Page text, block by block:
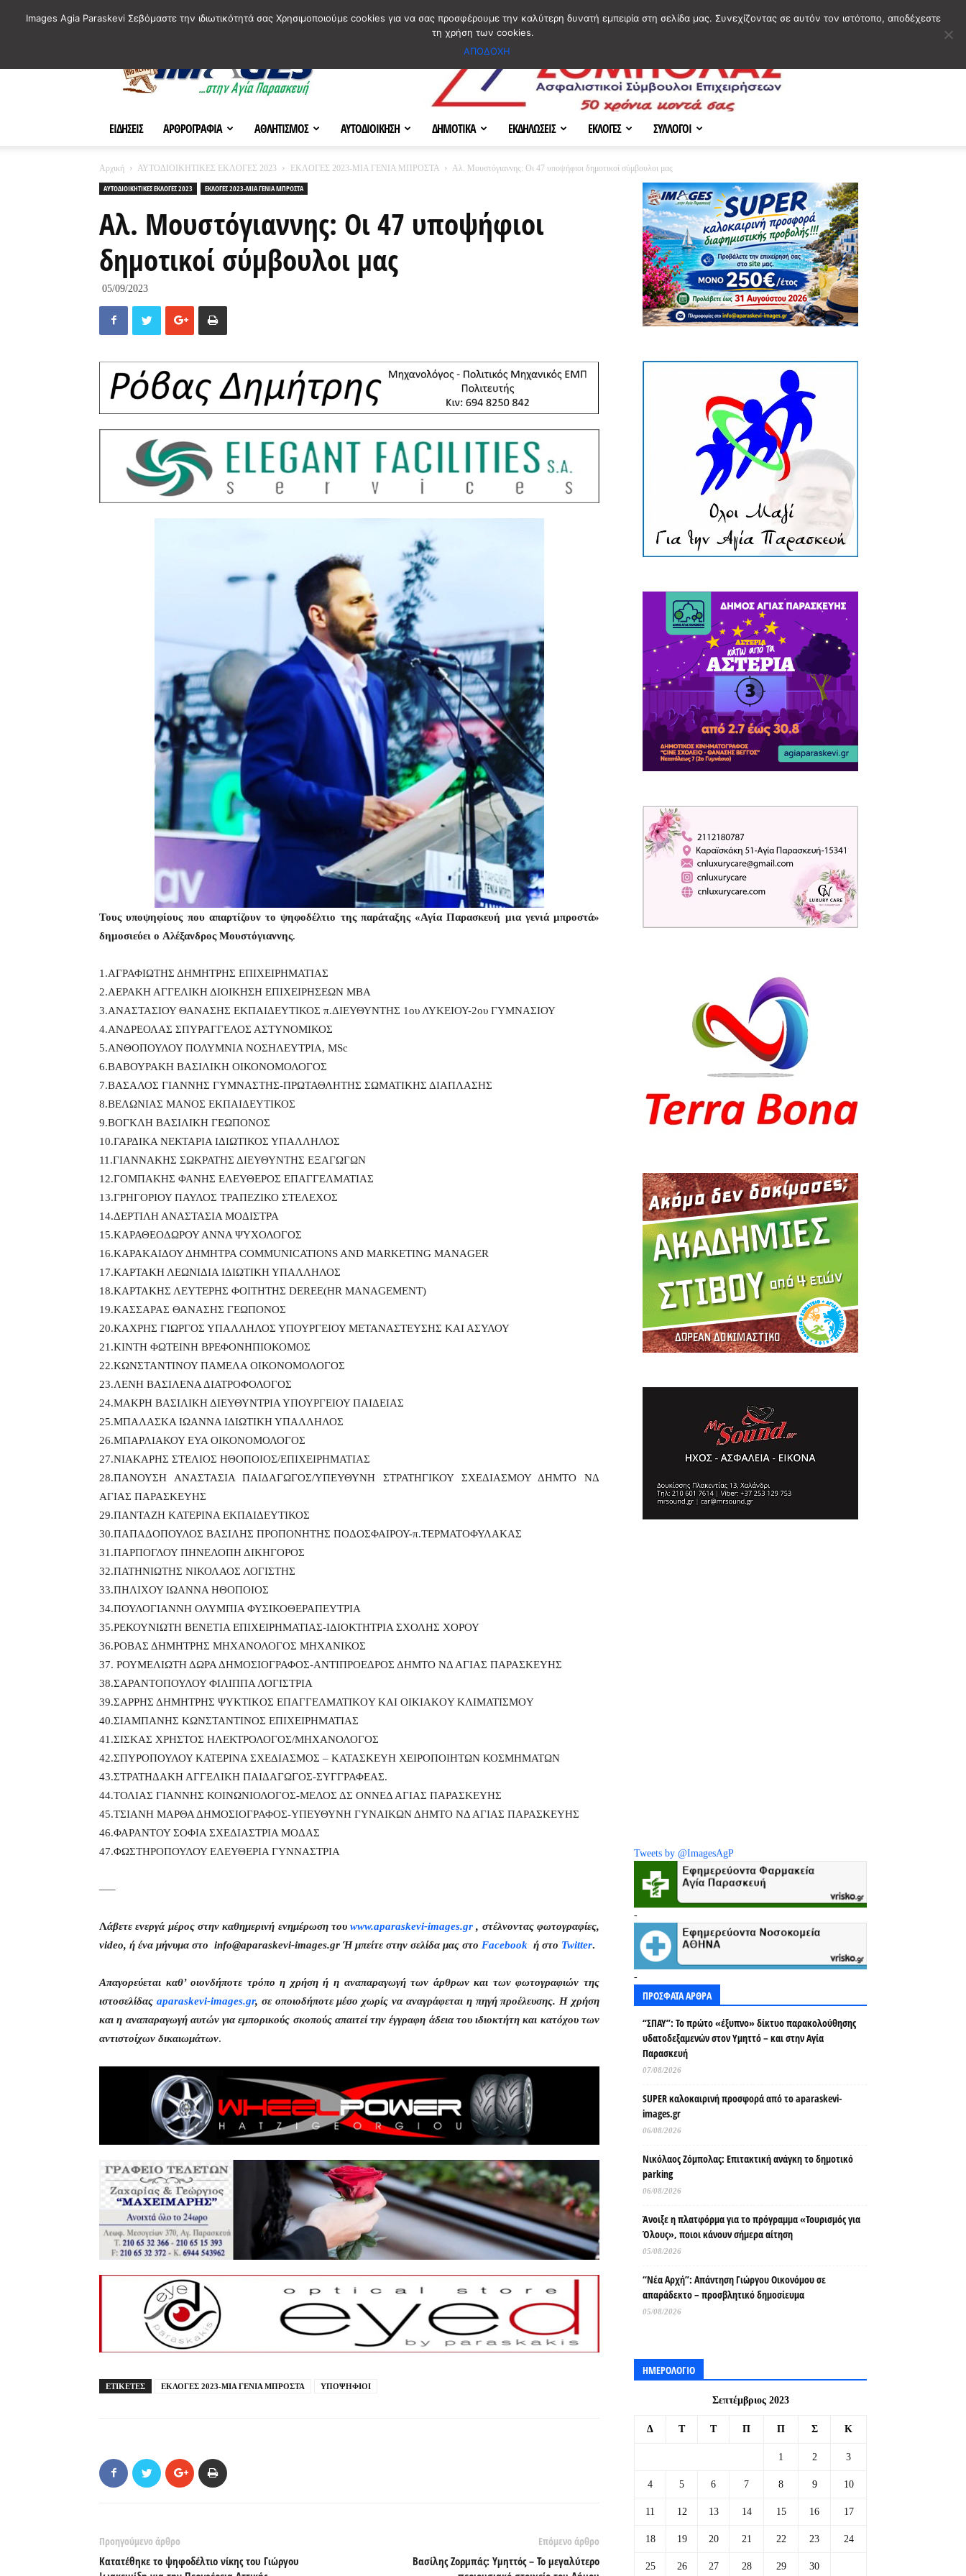
ΕΙΔΗΣΕΙΣ ΑΡΘΡΟΓΡΑΦΙΑ ΑΘΛΗΤΙΣΜΟΣ ΑΥΤΟΔΙΟΙΚΗΣΗ ΔΗΜΟΤΙΚΑ ΕΚΔΗΛΩΣΕΙΣ ΕΚΛΟΓΕΣ ΣΥΛΛΟΓΟΙ
Αρχική ΑΥΤΟΔΙΟΙΚΗΤΙΚΕΣ ΕΚΛΟΓΕΣ 2023 ΕΚΛΟΓΕΣ 2023-ΜΙΑ ΓΕΝΙΑ ΜΠΡΟΣΤΑ
Αλ. Μουστόγιαννης: Οι 47 υποψήφιοι δημοτικοί σύμβουλοι μας
ΑΥΤΟΔΙΟΙΚΗΤΙΚΕΣ ΕΚΛΟΓΕΣ 2023
ΕΚΛΟΓΕΣ 2023-ΜΙΑ ΓΕΝΙΑ ΜΠΡΟΣΤΑ
Αλ. Μουστόγιαννης: Οι 47 υποψήφιοι
δημοτικοί σύμβουλοι μας
05/09/2023
Τους υποψηφίους που απαρτίζουν το ψηφοδέλτιο της παράταξης «Αγία Παρασκευή μια γενιά μπροστά»
δημοσιεύει ο Αλέξανδρος Μουστόγιαννης.
1.ΑΓΡΑΦΙΩΤΗΣ ΔΗΜΗΤΡΗΣ ΕΠΙΧΕΙΡΗΜΑΤΙΑΣ
2.ΑΕΡΑΚΗ ΑΓΓΕΛΙΚΗ ΔΙΟΙΚΗΣΗ ΕΠΙΧΕΙΡΗΣΕΩΝ ΜΒΑ
3.ΑΝΑΣΤΑΣΙΟΥ ΘΑΝΑΣΗΣ ΕΚΠΑΙΔΕΥΤΙΚΟΣ π.ΔΙΕΥΘΥΝΤΗΣ 1ου ΛΥΚΕΙΟΥ-2ου ΓΥΜΝΑΣΙΟΥ
4.ΑΝΔΡΕΟΛΑΣ ΣΠΥΡΑΓΓΕΛΟΣ ΑΣΤΥΝΟΜΙΚΟΣ
5.ΑΝΘΟΠΟΥΛΟΥ ΠΟΛΥΜΝΙΑ ΝΟΣΗΛΕΥΤΡΙΑ, MSc
6.ΒΑΒΟΥΡΑΚΗ ΒΑΣΙΛΙΚΗ ΟΙΚΟΝΟΜΟΛΟΓΟΣ
7.ΒΑΣΑΛΟΣ ΓΙΑΝΝΗΣ ΓΥΜΝΑΣΤΗΣ-ΠΡΩΤΑΘΛΗΤΗΣ ΣΩΜΑΤΙΚΗΣ ΔΙΑΠΛΑΣΗΣ
8.ΒΕΛΩΝΙΑΣ ΜΑΝΟΣ ΕΚΠΑΙΔΕΥΤΙΚΟΣ
9.ΒΟΓΚΛΗ ΒΑΣΙΛΙΚΗ ΓΕΩΠΟΝΟΣ
10.ΓΑΡΔΙΚΑ ΝΕΚΤΑΡΙΑ ΙΔΙΩΤΙΚΟΣ ΥΠΑΛΛΗΛΟΣ
11.ΓΙΑΝΝΑΚΗΣ ΣΩΚΡΑΤΗΣ ΔΙΕΥΘΥΝΤΗΣ ΕΞΑΓΩΓΩΝ
12.ΓΟΜΠΑΚΗΣ ΦΑΝΗΣ ΕΛΕΥΘΕΡΟΣ ΕΠΑΓΓΕΛΜΑΤΙΑΣ
13.ΓΡΗΓΟΡΙΟΥ ΠΑΥΛΟΣ ΤΡΑΠΕΖΙΚΟ ΣΤΕΛΕΧΟΣ
14.ΔΕΡΤΙΛΗ ΑΝΑΣΤΑΣΙΑ ΜΟΔΙΣΤΡΑ
15.ΚΑΡΑΘΕΟΔΩΡΟΥ ΑΝΝΑ ΨΥΧΟΛΟΓΟΣ
16.ΚΑΡΑΚΑΙΔΟΥ ΔΗΜΗΤΡΑ COMMUNICATIONS AND MARKETING MANAGER
17.ΚΑΡΤΑΚΗ ΛΕΩΝΙΔΙΑ ΙΔΙΩΤΙΚΗ ΥΠΑΛΛΗΛΟΣ
18.ΚΑΡΤΑΚΗΣ ΛΕΥΤΕΡΗΣ ΦΟΙΤΗΤΗΣ DEREE(HR MANAGEMENT)
19.ΚΑΣΣΑΡΑΣ ΘΑΝΑΣΗΣ ΓΕΩΠΟΝΟΣ
20.ΚΑΧΡΗΣ ΓΙΩΡΓΟΣ ΥΠΑΛΛΗΛΟΣ ΥΠΟΥΡΓΕΙΟΥ ΜΕΤΑΝΑΣΤΕΥΣΗΣ ΚΑΙ ΑΣΥΛΟΥ
21.ΚΙΝΤΗ ΦΩΤΕΙΝΗ ΒΡΕΦΟΝΗΠΙΟΚΟΜΟΣ
22.ΚΩΝΣΤΑΝΤΙΝΟΥ ΠΑΜΕΛΑ ΟΙΚΟΝΟΜΟΛΟΓΟΣ
23.ΛΕΝΗ ΒΑΣΙΛΕΝΑ ΔΙΑΤΡΟΦΟΛΟΓΟΣ
24.ΜΑΚΡΗ ΒΑΣΙΛΙΚΗ ΔΙΕΥΘΥΝΤΡΙΑ ΥΠΟΥΡΓΕΙΟΥ ΠΑΙΔΕΙΑΣ
25.ΜΠΑΛΑΣΚΑ ΙΩΑΝΝΑ ΙΔΙΩΤΙΚΗ ΥΠΑΛΛΗΛΟΣ
26.ΜΠΑΡΛΙΑΚΟΥ ΕΥΑ ΟΙΚΟΝΟΜΟΛΟΓΟΣ
27.ΝΙΑΚΑΡΗΣ ΣΤΕΛΙΟΣ ΗΘΟΠΟΙΟΣ/ΕΠΙΧΕΙΡΗΜΑΤΙΑΣ
28.ΠΑΝΟΥΣΗ ΑΝΑΣΤΑΣΙΑ ΠΑΙΔΑΓΩΓΟΣ/ΥΠΕΥΘΥΝΗ ΣΤΡΑΤΗΓΙΚΟΥ ΣΧΕΔΙΑΣΜΟΥ ΔΗΜΤΟ ΝΔ
ΑΓΙΑΣ ΠΑΡΑΣΚΕΥΗΣ
29.ΠΑΝΤΑΖΗ ΚΑΤΕΡΙΝΑ ΕΚΠΑΙΔΕΥΤΙΚΟΣ
30.ΠΑΠΑΔΟΠΟΥΛΟΣ ΒΑΣΙΛΗΣ ΠΡΟΠΟΝΗΤΗΣ ΠΟΔΟΣΦΑΙΡΟΥ-π.ΤΕΡΜΑΤΟΦΥΛΑΚΑΣ
31.ΠΑΡΠΟΓΛΟΥ ΠΗΝΕΛΟΠΗ ΔΙΚΗΓΟΡΟΣ
32.ΠΑΤΗΝΙΩΤΗΣ ΝΙΚΟΛΑΟΣ ΛΟΓΙΣΤΗΣ
33.ΠΗΛΙΧΟΥ ΙΩΑΝΝΑ ΗΘΟΠΟΙΟΣ
34.ΠΟΥΛΟΓΙΑΝΝΗ ΟΛΥΜΠΙΑ ΦΥΣΙΚΟΘΕΡΑΠΕΥΤΡΙΑ
35.ΡΕΚΟΥΝΙΩΤΗ ΒΕΝΕΤΙΑ ΕΠΙΧΕΙΡΗΜΑΤΙΑΣ-ΙΔΙΟΚΤΗΤΡΙΑ ΣΧΟΛΗΣ ΧΟΡΟΥ
36.ΡΟΒΑΣ ΔΗΜΗΤΡΗΣ ΜΗΧΑΝΟΛΟΓΟΣ ΜΗΧΑΝΙΚΟΣ
37. ΡΟΥΜΕΛΙΩΤΗ ΔΩΡΑ ΔΗΜΟΣΙΟΓΡΑΦΟΣ-ΑΝΤΙΠΡΟΕΔΡΟΣ ΔΗΜΤΟ ΝΔ ΑΓΙΑΣ ΠΑΡΑΣΚΕΥΗΣ
38.ΣΑΡΑΝΤΟΠΟΥΛΟΥ ΦΙΛΙΠΠΑ ΛΟΓΙΣΤΡΙΑ
39.ΣΑΡΡΗΣ ΔΗΜΗΤΡΗΣ ΨYKTIKOΣ EΠAΓΓEΛMATIKOY KAI OIKIAKOY KΛIMATIΣMOY
40.ΣΙΑΜΠΑΝΗΣ ΚΩΝΣΤΑΝΤΙΝΟΣ ΕΠΙΧΕΙΡΗΜΑΤΙΑΣ
41.ΣΙΣΚΑΣ ΧΡΗΣΤΟΣ ΗΛΕΚΤΡΟΛΟΓΟΣ/ΜΗΧΑΝΟΛΟΓΟΣ
42.ΣΠΥΡΟΠΟΥΛΟΥ ΚΑΤΕΡΙΝΑ ΣΧΕΔΙΑΣΜΟΣ – ΚΑΤΑΣΚΕΥΗ ΧΕΙΡΟΠΟΙΗΤΩΝ ΚΟΣΜΗΜΑΤΩΝ
43.ΣΤΡΑΤΗΔΑΚΗ ΑΓΓΕΛΙΚΗ ΠΑΙΔΑΓΩΓΟΣ-ΣΥΓΓΡΑΦΕΑΣ.
44.ΤΟΛΙΑΣ ΓΙΑΝΝΗΣ ΚΟΙΝΩΝΙΟΛΟΓΟΣ-ΜΕΛΟΣ ΔΣ ΟΝΝΕΔ ΑΓΙΑΣ ΠΑΡΑΣΚΕΥΗΣ
45.ΤΣΙΑΝΗ ΜΑΡΘΑ ΔΗΜΟΣΙΟΓΡΑΦΟΣ-ΥΠΕΥΘΥΝΗ ΓΥΝΑΙΚΩΝ ΔΗΜΤΟ ΝΔ ΑΓΙΑΣ ΠΑΡΑΣΚΕΥΗΣ
46.ΦΑΡΑΝΤΟΥ ΣΟΦΙΑ ΣΧΕΔΙΑΣΤΡΙΑ ΜΟΔΑΣ
47.ΦΩΣΤΗΡΟΠΟΥΛΟΥ ΕΛΕΥΘΕΡΙΑ ΓΥΝΝΑΣΤΡΙΑ
—–
Λάβετε ενεργά μέρος στην καθημερινή ενημέρωση τουwww.aparaskevi-images.gr , στέλνοντας φωτογραφίες,
video, ή ένα μήνυμα στο info@aparaskevi-images.gr Ή μπείτε στην σελίδα μας στο Facebook ή στο Twitter.
Απαγορεύεται καθ’ οιονδήποτε τρόπο η χρήση ή η αναπαραγωγή των άρθρων και των φωτογραφιών της
ιστοσελίδας aparaskevi-images.gr, σε οποιοδήποτε μέσο χωρίς να αναγράφεται η πηγή προέλευσης. Η χρήση
και η αναπαραγωγή αυτών για εμπορικούς σκοπούς απαιτεί την έγγραφη άδεια του ιδιοκτήτη και κατόχου των
αντιστοίχων δικαιωμάτων.
ΕΤΙΚΕΤΕΣ ΕΚΛΟΓΕΣ 2023-ΜΙΑ ΓΕΝΙΑ ΜΠΡΟΣΤΑ ΥΠΟΨΗΦΙΟΙ
Προηγούμενο άρθρο
Κατατέθηκε το ψηφοδέλτιο νίκης του Γιώργου
Επόμενο άρθρο
Βασίλης Ζορμπάς: Υμηττός – Το μεγαλύτερο
Tweets by @ImagesAgP
-
-
ΠΡΟΣΦΑΤΑ ΑΡΘΡΑ
“ΣΠΑΥ”: Το πρώτο «έξυπνο» δίκτυο παρακολούθησης
υδατοδεξαμενών στον Υμηττό – και στην Αγία
Παρασκευή
07/08/2026
SUPER καλοκαιρινή προσφορά από το aparaskevi-
images.gr
06/08/2026
Νικόλαος Ζόμπολας: Επιτακτική ανάγκη το δημοτικό
parking
06/08/2026
Άνοιξε η πλατφόρμα για το πρόγραμμα «Τουρισμός για
Όλους», ποιοι κάνουν σήμερα αίτηση
05/08/2026
“Νέα Αρχή”: Απάντηση Γιώργου Οικονόμου σε
απαράδεκτο – προσβλητικό δημοσίευμα
05/08/2026
ΗΜΕΡΟΛΟΓΙΟ
Σεπτέμβριος 2023
Δ Τ Τ Π Π Σ Κ
1 2 3
4 5 6 7 8 9 10
11 12 13 14 15 16 17
18 19 20 21 22 23 24
25 26 27 28 29 30
Images Agia Paraskevi Σεβόμαστε την ιδιωτικότητά σας Χρησιμοποιούμε cookies για να σας προσφέρουμε την καλύτερη δυνατή εμπειρία στη σελίδα μας. Συνεχίζοντας σε αυτόν τον ιστότοπο, αποδέχεστε
τη χρήση των cookies.
ΑΠΟΔΟΧΗ